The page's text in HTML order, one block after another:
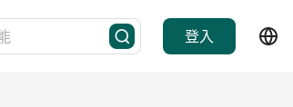
登入